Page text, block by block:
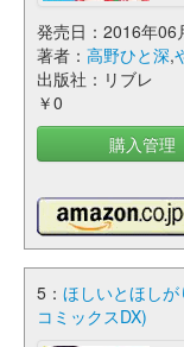
発売日：2016年06
著者： 高野ひと深,
出版社：リブレ
￥0
購入管理
5： ほしいとほし
コミックスDX)